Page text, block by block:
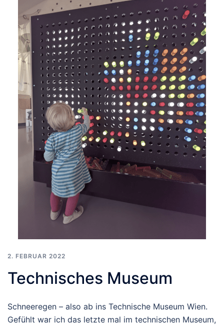
2. FEBRUAR 2022
Technisches Museum
Schneeregen – also ab ins Technische Museum Wien.
Gefühlt war ich das letzte mal im technischen Museum,